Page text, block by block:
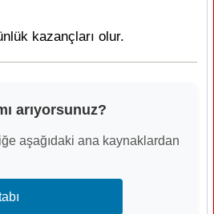
kazançları olur.
arıyorsunuz?
aşağıdaki ana kaynaklardan